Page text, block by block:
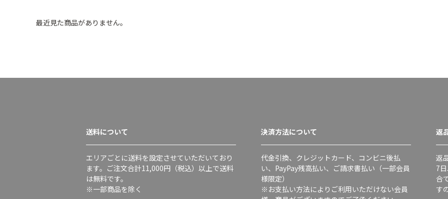
最近見た商品がありません。
送料について
エリアごとに送料を設定させていただいており
ます。ご注文合計11,000円（税込）以上で送料
は無料です。
※一部商品を除く
決済方法について
代金引換、クレジットカード、コンビニ後払
い、PayPay残高払い、ご請求書払い（一部会員
様限定）
※お支払い方法によりご利用いただけない会員
返
返
7
合
す